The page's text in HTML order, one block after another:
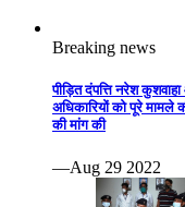
ट्रेन में हुई लूट
गिरफ्तार
— Jul 03